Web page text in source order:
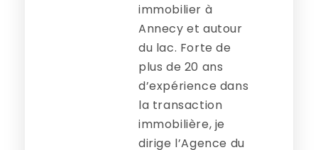
immobilier à
Annecy et autour
du lac. Forte de
plus de 20 ans
d’expérience dans
la transaction
immobilière, je
dirige l’Agence du